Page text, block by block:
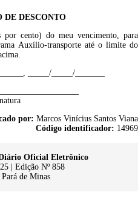
DE DESCONTO
cento) do meu vencimento, para
Auxílio-transporte até o limite do
_____/_____/_______
por: Marcos Vinícius Santos Viana
Código identificador: 14969
Oficial Eletrônico
| Edição Nº 858
de Minas